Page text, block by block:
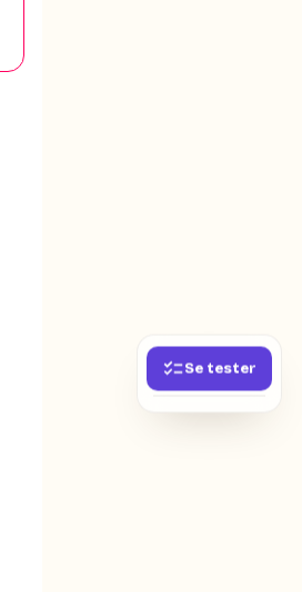
Se tester